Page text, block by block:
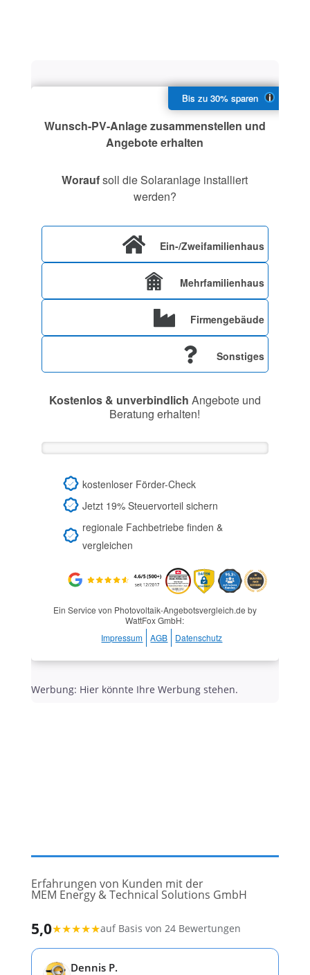
Wunsch-PV-Anlage zusammenstellen und
Angebote erhalten
Woraufsoll die Solaranlage installiert
werden?
Ein-/Zweifamilienhaus
Mehrfamilienhaus
Firmengebäude
Sonstiges
Kostenlos & unverbindlich Angebote und
Beratung erhalten!
kostenloser Förder-Check
Jetzt 19% Steuervorteil sichern
regionale Fachbetriebe finden &
vergleichen
Ein Service von Photovoltaik-Angebotsvergleich.de by
WattFox GmbH:
Impressum
AGB Datenschutz
Werbung: Hier könnte Ihre Werbung stehen.
Erfahrungen von Kunden mit der
MEM Energy & Technical Solutions GmbH
5,0★★★★★auf Basis von 24 Bewertungen
Dennis P.